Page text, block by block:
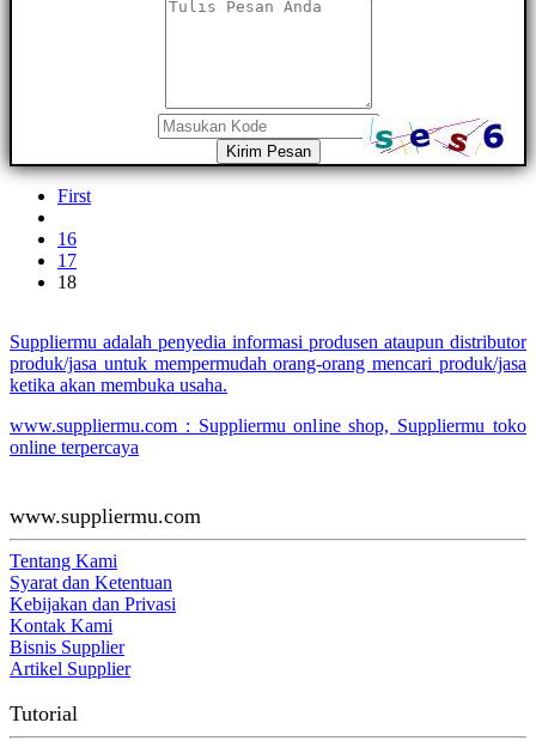
Kirim Pesan
First
16
17
18
Suppliermu adalah penyedia informasi produsen ataupun distributor
produk/jasa untuk mempermudah orang-orang mencari produk/jasa
ketika akan membuka usaha.
www.suppliermu.com : Suppliermu online shop, Suppliermu toko
online terpercaya
www.suppliermu.com
Tentang Kami
Syarat dan Ketentuan
Kebijakan dan Privasi
Kontak Kami
Bisnis Supplier
Artikel Supplier
Tutorial